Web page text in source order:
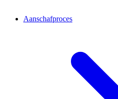
Aanschafproces